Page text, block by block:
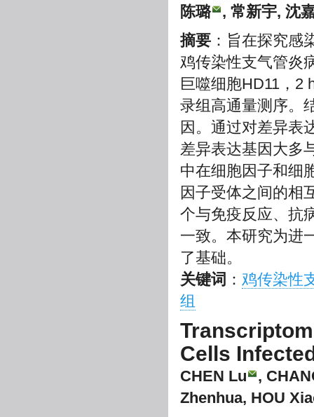
陈璐
, 常新宇, 沈
摘要 ：旨在探究感
鸡传染性支气管炎
巨噬细胞HD11，2
录组高通量测序。
因。通过对差异表
差异表达基因大多
中在细胞因子和细
因子受体之间的相
个与免疫反应、抗
一致。本研究为进
了基础。
关键词 ： 鸡传染性
组
Cells
CHEN Lu
,
Zhenhua, HOU